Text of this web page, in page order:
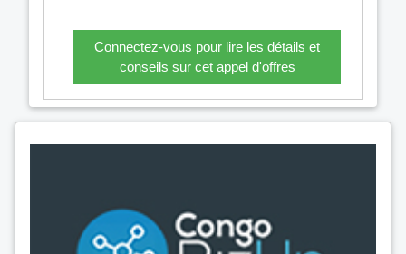
Connectez-vous pour lire les détails et
conseils sur cet appel d'offres